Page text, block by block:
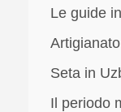
Le guide
Seta in
Il periodo